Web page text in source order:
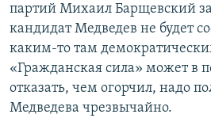
партий Михаил Барщевский
кандидат Медведев не будет
каким-то там
«Гражданская сила» может в
отказать, чем огорчил, надо
Медведева чрезвычайно.